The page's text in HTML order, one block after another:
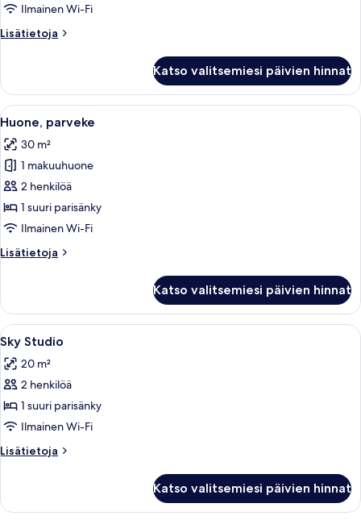
kuvatIlmainen Wi-Fi
Lisätietoja
Lisätietoja
Katso valitsemiesi päivien hinnat
Avaa
kaikki
huonetyypin
Huone,
parveke
kuvat
Moderni hotellihuone, jossa on suuri
7
Huone, parveke
30 m²
1 makuuhuone
2 henkilöä
1 suuri parisänky
Ilmainen Wi-Fi
Lisätietoja
Lisätietoja
Katso valitsemiesi päivien hinnat
Avaa
kaikki
huonetyypin
Sky
Studio
kuvat
Hotellihuone, jossa on sänky, kaksi
6
Sky Studio
20 m²
2 henkilöä
1 suuri parisänky
Ilmainen Wi-Fi
Lisätietoja
Lisätietoja
Katso valitsemiesi päivien hinnat